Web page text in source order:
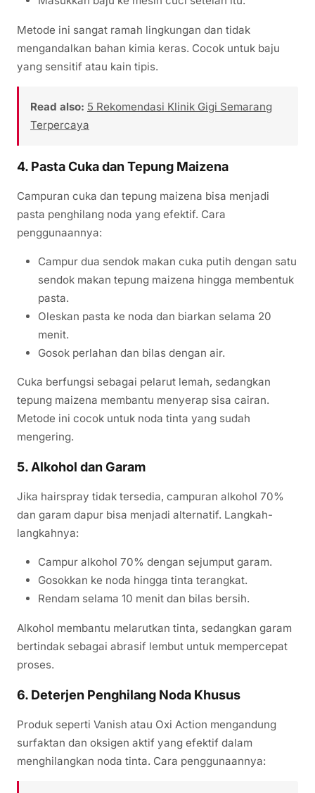
Metode ini sangat ramah lingkungan dan tidak
mengandalkan bahan kimia keras. Cocok untuk baju
yang sensitif atau kain tipis.
Read also: 5 Rekomendasi Klinik Gigi Semarang
Terpercaya
4. Pasta Cuka dan Tepung Maizena
Campuran cuka dan tepung maizena bisa menjadi
pasta penghilang noda yang efektif. Cara
penggunaannya:
Campur dua sendok makan cuka putih dengan satu
sendok makan tepung maizena hingga membentuk
pasta.
Oleskan pasta ke noda dan biarkan selama 20
menit.
Gosok perlahan dan bilas dengan air.
Cuka berfungsi sebagai pelarut lemah, sedangkan
tepung maizena membantu menyerap sisa cairan.
Metode ini cocok untuk noda tinta yang sudah
mengering.
5. Alkohol dan Garam
Jika hairspray tidak tersedia, campuran alkohol 70%
dan garam dapur bisa menjadi alternatif. Langkah-
langkahnya:
Campur alkohol 70% dengan sejumput garam.
Gosokkan ke noda hingga tinta terangkat.
Rendam selama 10 menit dan bilas bersih.
Alkohol membantu melarutkan tinta, sedangkan garam
bertindak sebagai abrasif lembut untuk mempercepat
proses.
6. Deterjen Penghilang Noda Khusus
Produk seperti Vanish atau Oxi Action mengandung
surfaktan dan oksigen aktif yang efektif dalam
menghilangkan noda tinta. Cara penggunaannya: